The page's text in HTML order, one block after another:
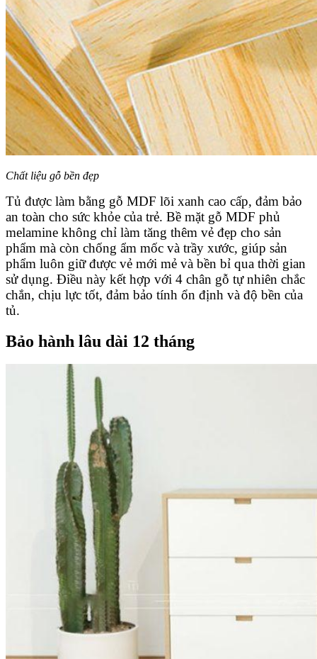
Chất liệu gỗ bền đẹp
Tủ được làm bằng gỗ MDF lõi xanh cao cấp, đảm bảo
an toàn cho sức khỏe của trẻ. Bề mặt gỗ MDF phủ
melamine không chỉ làm tăng thêm vẻ đẹp cho sản
phẩm mà còn chống ẩm mốc và trầy xước, giúp sản
phẩm luôn giữ được vẻ mới mẻ và bền bỉ qua thời gian
sử dụng. Điều này kết hợp với 4 chân gỗ tự nhiên chắc
chắn, chịu lực tốt, đảm bảo tính ổn định và độ bền của
tủ.
Bảo hành lâu dài 12 tháng